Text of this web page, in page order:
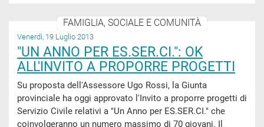
FAMIGLIA, SOCIALE E COMUNITÀ
Venerdì, 19 Luglio 2013
"UN ANNO PER ES.SER.CI.": OK
ALL'INVITO A PROPORRE PROGETTI
Su proposta dell'Assessore Ugo Rossi, la Giunta
provinciale ha oggi approvato l'Invito a proporre progetti di
Servizio Civile relativi a "Un Anno per ES.SER.CI." che
coinvolgeranno un numero massimo di 70 giovani. Il